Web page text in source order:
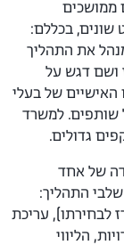
ממושכים
שונים, בכללם:
מנהל את התהליך
ושם דגש על
האישיים של בעלי
שותפים. למשרד
גדולים.
של אחד
התהליך:
לבחירתו), עריכת
הליווי